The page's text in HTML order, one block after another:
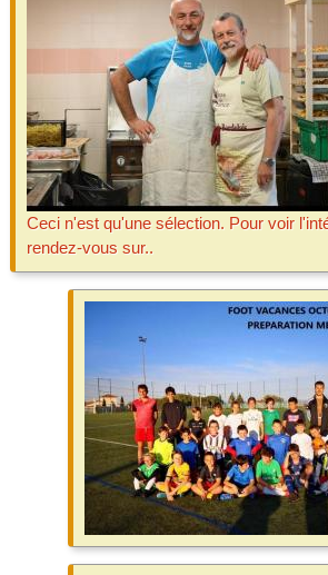
Ceci n'est qu'une sélection. Pour voir
rendez-vous sur..